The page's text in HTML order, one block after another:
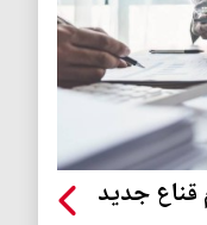
جديد